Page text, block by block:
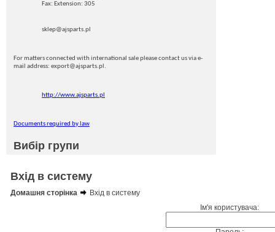
Fax: Extension: 305
sklep@ajsparts.pl
For matters connected with international sale please contact us via e-
mail address: export@ajsparts.pl.
http://www.ajsparts.pl
Documents required by law
Вибір групи
Вхід в систему
Домашня сторінка
Вхід в систему
Ім'я користувача: